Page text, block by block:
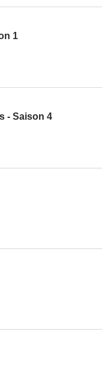
1
- Saison 4